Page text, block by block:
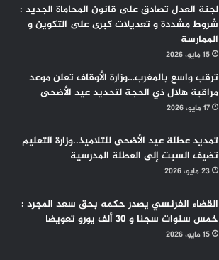
لجنة العدل تصادق على قانون المحاماة الجديد :
شروط مشددة و تعديلات كبرى على التكوين و
الممارسة
15 مايو، 2026
ترقب واسع بالمغرب…وزارة الأوقاف تعلن موعد
مراقبة هلال ذي الحجة لتحديد عيد الأضحى
17 مايو، 2026
تمديد عطلة عيد الأضحى للتلاميذ..وزارة التعليم
تضيف السبت إلى العطلة المدرسية
23 مايو، 2026
القضاء الفرنسي يصدر حكمه بحق سعد المجرد :
خمس سنوات سجنا و 30 ألف يورو تعويضا
15 مايو، 2026